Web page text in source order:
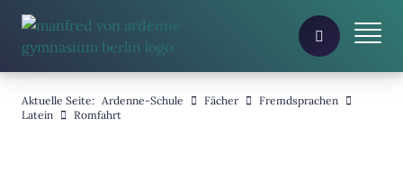
Aktuelle Seite: Ardenne-Schule Fächer
Fremdsprachen
Latein
Romfahrt